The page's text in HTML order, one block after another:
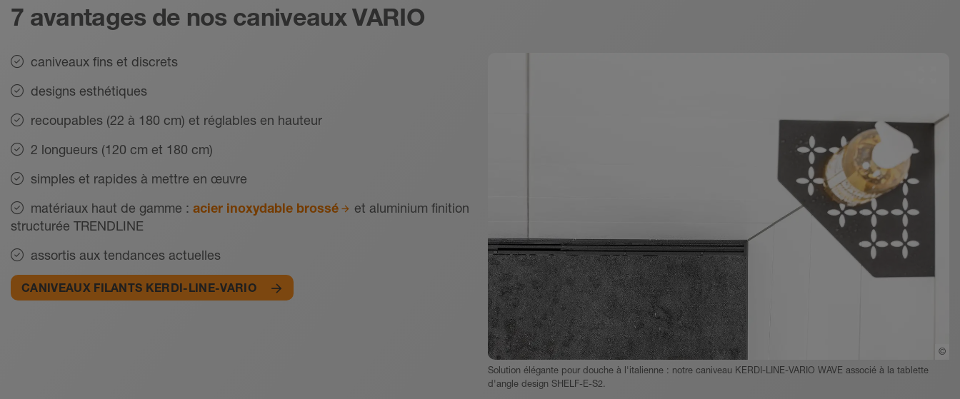
7 avantages de nos caniveaux VARIO
©
Solution élégante pour douche à l'italienne : notre caniveau KERDI-LINE-VARIO WAVE associé à la tablette
d'angle design SHELF-E-S2.
caniveaux fins et discrets
designs esthétiques
recoupables (22 à 180 cm) et réglables en hauteur
2 longueurs (120 cm et 180 cm)
simples et rapides à mettre en œuvre
matériaux haut de gamme : acier inoxydable brossé
et aluminium finition
structurée TRENDLINE
assortis aux tendances actuelles
CANIVEAUX FILANTS KERDI-LINE-VARIO